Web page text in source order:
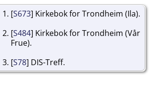
[S673] Kirkebok for Trondheim (Ila).
[S484] Kirkebok for Trondheim (Vår
Frue).
[S78] DIS-Treff.